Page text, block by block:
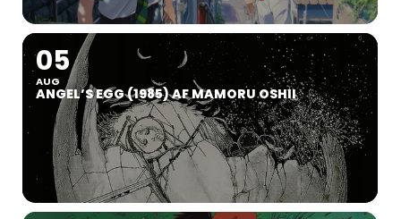
05
AUG
ANGEL’S EGG (1985) AF MAMORU OSHII